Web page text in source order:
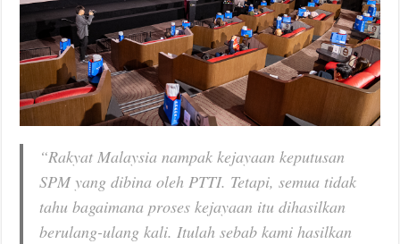
“Rakyat Malaysia nampak kejayaan keputusan
SPM yang dibina oleh PTTI. Tetapi, semua tidak
tahu bagaimana proses kejayaan itu dihasilkan
berulang-ulang kali. Itulah sebab kami hasilkan